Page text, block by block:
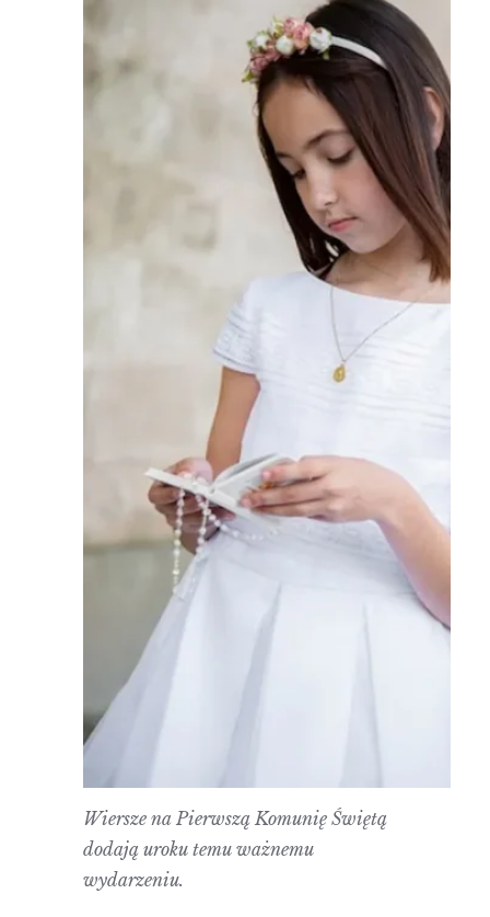
Wiersze na Pierwszą Komunię Świętą
dodają uroku temu ważnemu
wydarzeniu.